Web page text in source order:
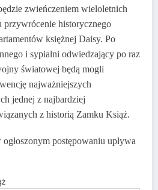
zwieńczeniem wieloletnich
przywrócenie historycznego
księżnej Daisy. Po
i sypialni odwiedzający po raz
światowej będą mogli
najważniejszych
jednej z najbardziej
z historią Zamku Książ.
postępowaniu upływa